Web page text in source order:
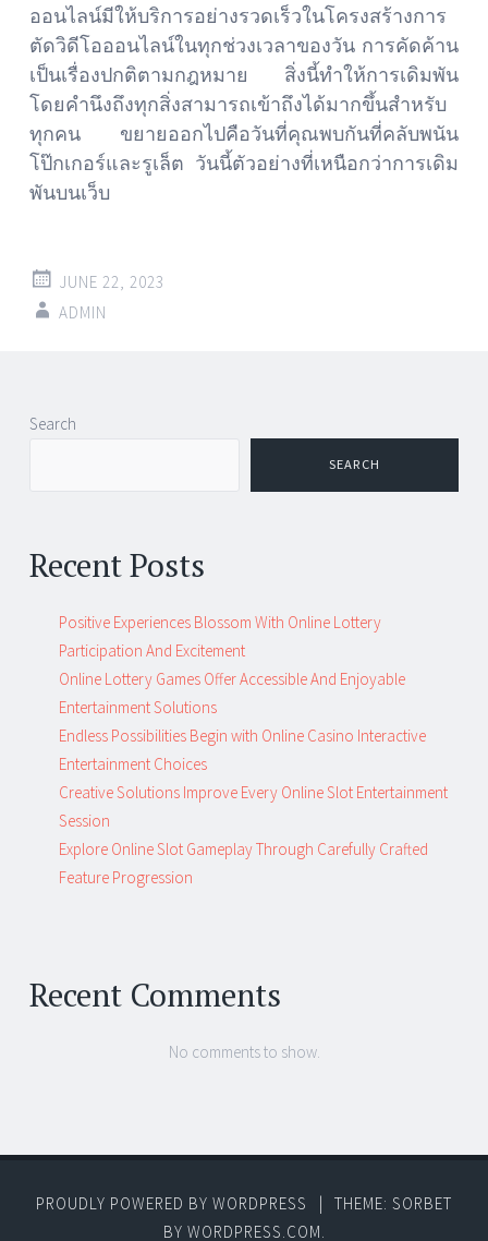
ออนไลน์มีให้บริการอย่างรวดเร็วในโครงสร้างการ
ตัดวิดีโอออนไลน์ในทุกช่วงเวลาของวัน การคัดค้าน
เป็นเรื่องปกติตามกฎหมาย สิ่งนี้ทำให้การเดิมพัน
โดยคำนึงถึงทุกสิ่งสามารถเข้าถึงได้มากขึ้นสำหรับ
ทุกคน ขยายออกไปคือวันที่คุณพบกันที่คลับพนัน
โป๊กเกอร์และรูเล็ต วันนี้ตัวอย่างที่เหนือกว่าการเดิม
พันบนเว็บ
JUNE 22, 2023
ADMIN
Post
navigation
Search
SEARCH
Recent Posts
Positive Experiences Blossom With Online Lottery
Participation And Excitement
Online Lottery Games Offer Accessible And Enjoyable
Entertainment Solutions
Endless Possibilities Begin with Online Casino Interactive
Entertainment Choices
Creative Solutions Improve Every Online Slot Entertainment
Session
Explore Online Slot Gameplay Through Carefully Crafted
Feature Progression
Recent Comments
No comments to show.
PROUDLY POWERED BY WORDPRESS |
THEME: SORBET
BY WORDPRESS.COM